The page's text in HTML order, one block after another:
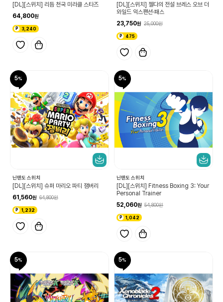
[DL][스위치] 리듬 천국 미라클 스타즈
64,800
3,240
[DL][스위치] 젤다의 전설 브레스 오브 더
와일드 익스팬션·패스
23,750
25,000
475
5
닌텐도 스위치
[DL][스위치] 슈퍼 마리오 파티 잼버리
61,560
64,800
1,232
5
닌텐도 스위치
[DL][스위치] Fitness Boxing 3: Your
Personal Trainer
52,060
54,800
1,042
5 5